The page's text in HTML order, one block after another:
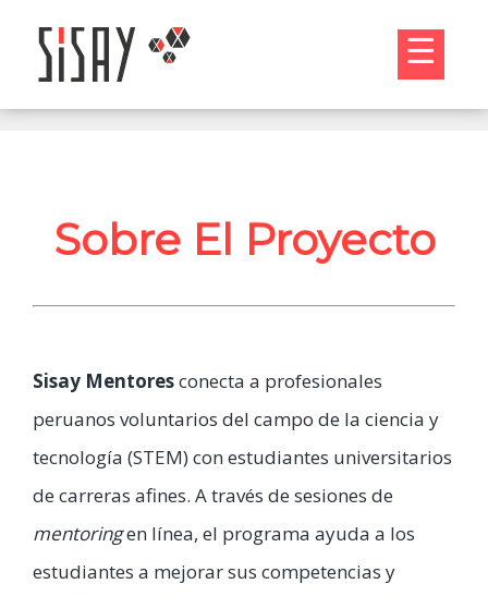
☰
Sobre El Proyecto
Sisay Mentoresconecta a profesionales
peruanos voluntarios del campo de la ciencia y
tecnología (STEM) con estudiantes universitarios
de carreras afines. A través de sesiones de
mentoringen línea, el programa ayuda a los
estudiantes a mejorar sus competencias y